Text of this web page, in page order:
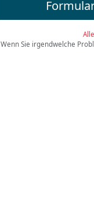
Wenn Sie irgendwelche